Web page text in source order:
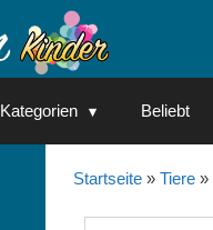
Kategorien Beliebt
Startseite» Tiere»